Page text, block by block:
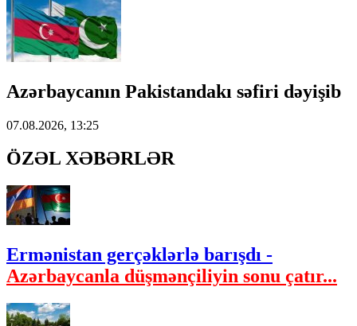
Azərbaycanın Pakistandakı səfiri dəyişib
07.08.2026, 13:25
ÖZƏL XƏBƏRLƏR
Ermənistan gerçəklərlə barışdı -
Azərbaycanla düşmənçiliyin sonu çatır...